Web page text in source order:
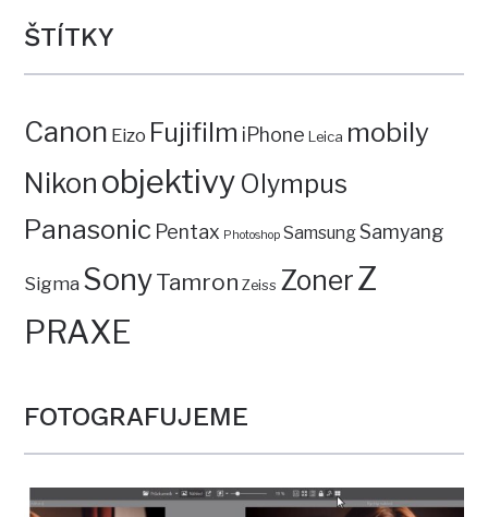
ŠTÍTKY
Canon Eizo Fujifilm iPhone Leica mobily
Nikon objektivy Olympus
Panasonic Pentax Photoshop SamsungSamyang
Sigma SonyTamron Zeiss ZonerZ
PRAXE
FOTOGRAFUJEME